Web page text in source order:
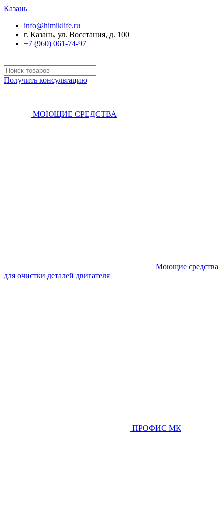
Казань
info@himiklife.ru
г. Казань, ул. Восстания, д. 100
+7 (960) 061-74-97
Получить консультацию
МОЮЩИЕ СРЕДСТВА
Моющие средства
для очистки деталей двигателя
ПРОФИС МК